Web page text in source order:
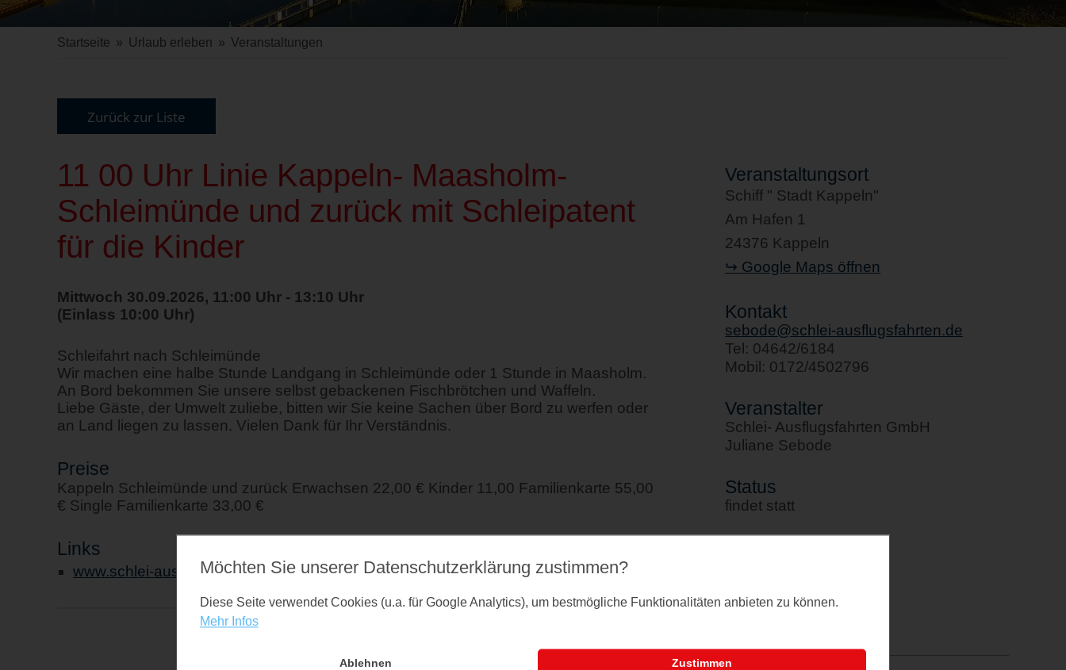
Startseite » Urlaub erleben » Veranstaltungen
Zurück zur Liste
11 00 Uhr Linie Kappeln- Maasholm-
Schleimünde und zurück mit Schleipatent
für die Kinder
Mittwoch 30.09.2026, 11:00 Uhr - 13:10 Uhr
(Einlass 10:00 Uhr)
Schleifahrt nach Schleimünde
Wir machen eine halbe Stunde Landgang in Schleimünde oder 1 Stunde in Maasholm.
An Bord bekommen Sie unsere selbst gebackenen Fischbrötchen und Waffeln.
Liebe Gäste, der Umwelt zuliebe, bitten wir Sie keine Sachen über Bord zu werfen oder
an Land liegen zu lassen. Vielen Dank für Ihr Verständnis.
Preise
Kappeln Schleimünde und zurück Erwachsen 22,00 € Kinder 11,00 Familienkarte 55,00
€ Single Familienkarte 33,00 €
Links
www.schlei-ausflugsfahrten.de
Veranstaltungsort
Schiff " Stadt Kappeln"
Am Hafen 1
24376 Kappeln
↪ Google Maps öffnen
Kontakt
sebode@schlei-ausflugsfahrten.de
Tel: 04642/6184
Mobil: 0172/4502796
Veranstalter
Schlei- Ausflugsfahrten GmbH
Juliane Sebode
Status
findet statt
Letztes Update
Möchten Sie unserer Datenschutz­erklärung zustimmen?
Diese Seite verwendet Cookies (u.a. für Google Analytics), um bestmögliche Funktionalitäten anbieten zu können.
Mehr Infos
Ablehnen Zustimmen